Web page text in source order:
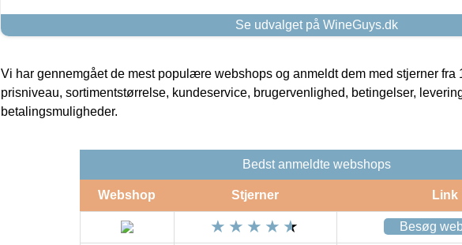
Se udvalget på WineGuys.dk
Vi har gennemgået de mest populære webshops og anmeldt dem med stjerner fra
prisniveau, sortimentstørrelse, kundeservice, brugervenlighed, betingelser,
betalingsmuligheder.
Bedst anmeldte webshops
Webshop Stjerner Link
Besøg